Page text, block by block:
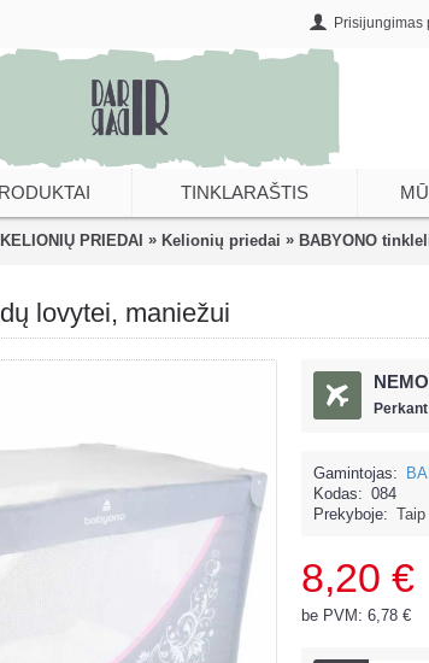
Prisijungimas
TINKLARAŠTIS
PRIEDAI » Kelionių priedai » BABYONO
lovytei, maniežui
Gamintojas:
Kodas: 084
Prekyboje: Taip
8,20 €
be PVM: 6,78 €